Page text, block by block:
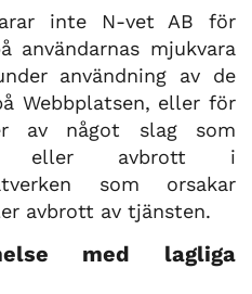
inte N-vet AB för
användarnas mjukvara
användning av de
Webbplatsen, eller för
av något slag som
eller avbrott i
som orsakar
avbrott av tjänsten.
med lagliga